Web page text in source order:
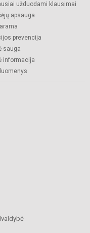
užduodami klausimai
apsauga
prevencija
sauga
informacija